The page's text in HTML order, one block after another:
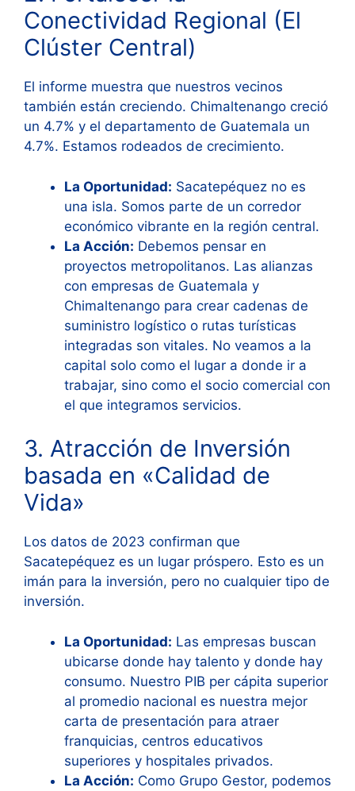
Conectividad Regional (El
Clúster Central)
El informe muestra que nuestros vecinos
también están creciendo. Chimaltenango creció
un 4.7% y el departamento de Guatemala un
4.7%. Estamos rodeados de crecimiento.
La Oportunidad: Sacatepéquez no es
una isla. Somos parte de un corredor
económico vibrante en la región central.
La Acción: Debemos pensar en
proyectos metropolitanos. Las alianzas
con empresas de Guatemala y
Chimaltenango para crear cadenas de
suministro logístico o rutas turísticas
integradas son vitales. No veamos a la
capital solo como el lugar a donde ir a
trabajar, sino como el socio comercial con
el que integramos servicios.
3. Atracción de Inversión
basada en «Calidad de
Vida»
Los datos de 2023 confirman que
Sacatepéquez es un lugar próspero. Esto es un
imán para la inversión, pero no cualquier tipo de
inversión.
La Oportunidad: Las empresas buscan
ubicarse donde hay talento y donde hay
consumo. Nuestro PIB per cápita superior
al promedio nacional es nuestra mejor
carta de presentación para atraer
franquicias, centros educativos
superiores y hospitales privados.
La Acción: Como Grupo Gestor, podemos